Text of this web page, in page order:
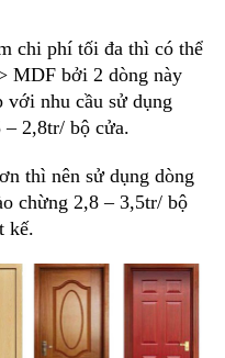
chi phí tối đa thì có thể
MDF bởi 2 dòng này
nhu cầu sử dụng
2,8tr/ bộ cửa.
thì nên sử dụng dòng
chừng 2,8 – 3,5tr/ bộ
kế.